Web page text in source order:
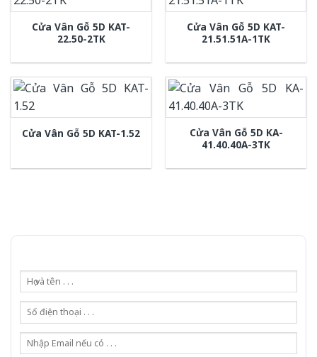
Cửa Vân Gỗ 5D KAT-
22.50-2TK
Cửa Vân Gỗ 5D KAT-
21.51.51A-1TK
Cửa Vân Gỗ 5D KAT-1.52
Cửa Vân Gỗ 5D KA-
41.40.40A-3TK